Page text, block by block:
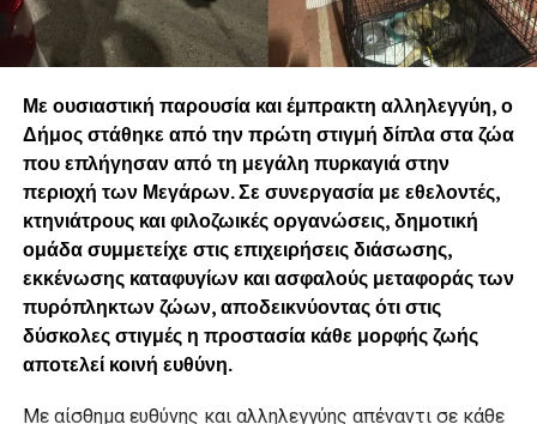
Με ουσιαστική παρουσία και έμπρακτη αλληλεγγύη, ο
Δήμος στάθηκε από την πρώτη στιγμή δίπλα στα ζώα
που επλήγησαν από τη μεγάλη πυρκαγιά στην
περιοχή των Μεγάρων. Σε συνεργασία με εθελοντές,
κτηνιάτρους και φιλοζωικές οργανώσεις, δημοτική
ομάδα συμμετείχε στις επιχειρήσεις διάσωσης,
εκκένωσης καταφυγίων και ασφαλούς μεταφοράς των
πυρόπληκτων ζώων, αποδεικνύοντας ότι στις
δύσκολες στιγμές η προστασία κάθε μορφής ζωής
αποτελεί κοινή ευθύνη.
Με αίσθημα ευθύνης και αλληλεγγύης απέναντι σε κάθε